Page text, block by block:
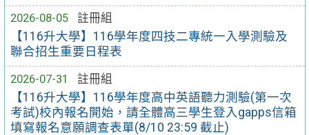
2026-08-05
註冊組
【116升大學】116學年度四技二專統一入學測驗及
聯合招生重要日程表
2026-07-31
註冊組
【116升大學】116學年度高中英語聽力測驗(第一次
考試)校內報名開始，請全體高三學生登入gapps信箱
填寫報名意願調查表單(8/10 23:59 截止)